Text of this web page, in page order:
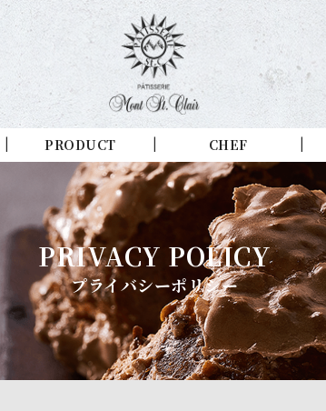
PRODUCT CHEF
PRIVACY POLICY
プライバシーポリシー